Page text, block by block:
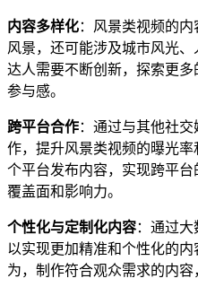
内容多样化：风景类视频的
风景，还可能涉及城市风光
达人需要不断创新，探索更
参与感。
跨平台合作：通过与其他社
作，提升风景类视频的曝光
个平台发布内容，实现跨平
覆盖面和影响力。
个性化与定制化内容：通过
以实现更加精准和个性化的
为，制作符合观众需求的内容